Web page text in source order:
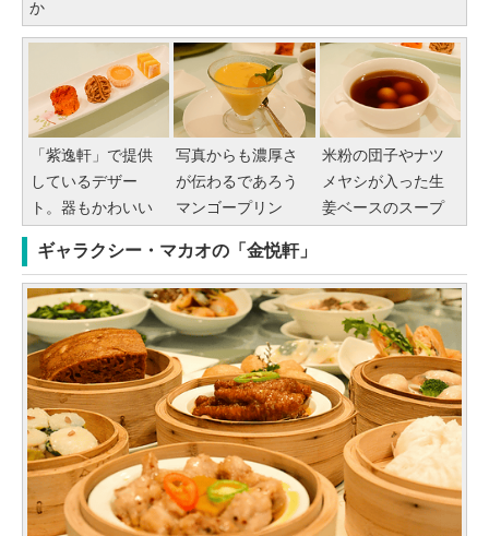
か
「紫逸軒」で提供
しているデザー
ト。器もかわいい
写真からも濃厚さ
が伝わるであろう
マンゴープリン
米粉の団子やナツ
メヤシが入った生
姜ベースのスープ
ギャラクシー・マカオの「金悦軒」